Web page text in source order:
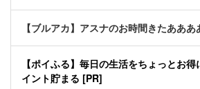
【ブルアカ】アスナのお時間きたあああ
【ポイふる】毎日の生活をちょっとお
イント貯まる [PR]